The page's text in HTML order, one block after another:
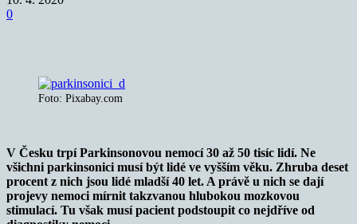
0
Foto: Pixabay.com
V Česku trpí Parkinsonovou nemocí 30 až 50 tisíc lidí. Ne
všichni parkinsonici musí být lidé ve vyšším věku. Zhruba deset
procent z nich jsou lidé mladší 40 let. A právě u nich se dají
projevy nemoci mírnit takzvanou hlubokou mozkovou
stimulací. Tu však musí pacient podstoupit co nejdříve od